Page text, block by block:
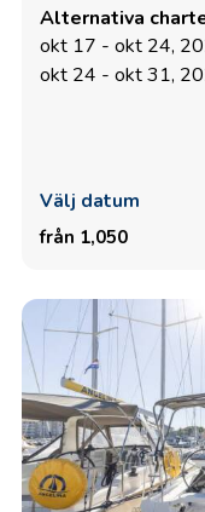
Alternativa
okt 17 - okt 24,
okt 24 - okt 31,
Välj datum
från 1,050